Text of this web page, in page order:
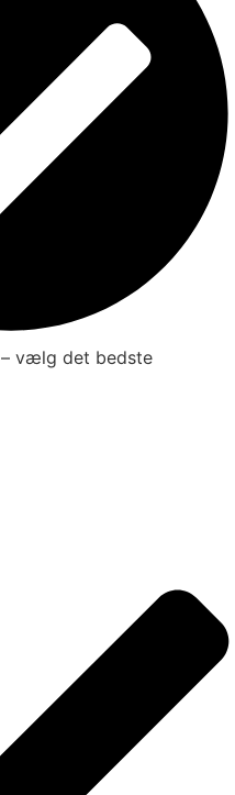
– vælg det bedste